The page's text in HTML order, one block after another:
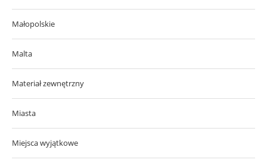
Małopolskie
Malta
Materiał zewnętrzny
Miasta
Miejsca wyjątkowe